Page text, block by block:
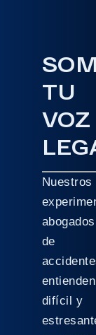
TU
VOZ
Nuestros
abogados
de
difícil y